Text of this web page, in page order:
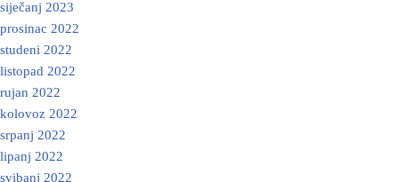
siječanj 2023
prosinac 2022
studeni 2022
listopad 2022
rujan 2022
kolovoz 2022
srpanj 2022
lipanj 2022
svibanj 2022